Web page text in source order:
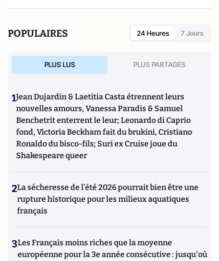
POPULAIRES 24 Heures 7 Jours
PLUS LUS PLUS PARTAGES
1Jean Dujardin & Laetitia Casta étrennent leurs
nouvelles amours, Vanessa Paradis & Samuel
Benchetrit enterrent le leur; Leonardo di Caprio
fond, Victoria Beckham fait du brukini, Cristiano
Ronaldo du bisco-fils; Suri ex Cruise joue du
Shakespeare queer
2La sécheresse de l’été 2026 pourrait bien être une
rupture historique pour les milieux aquatiques
français
3Les Français moins riches que la moyenne
européenne pour la 3e année consécutive : jusqu'où